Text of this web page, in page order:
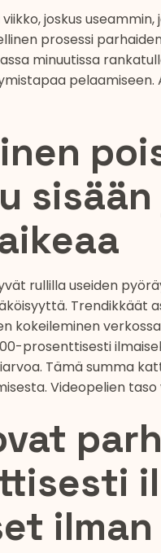
joskus
prosessi
minuutissa
pelaamiseen.
rullilla useiden
Trendikkäät
kokeileminen
prosenttisesti
Tämä summa
Videopelien